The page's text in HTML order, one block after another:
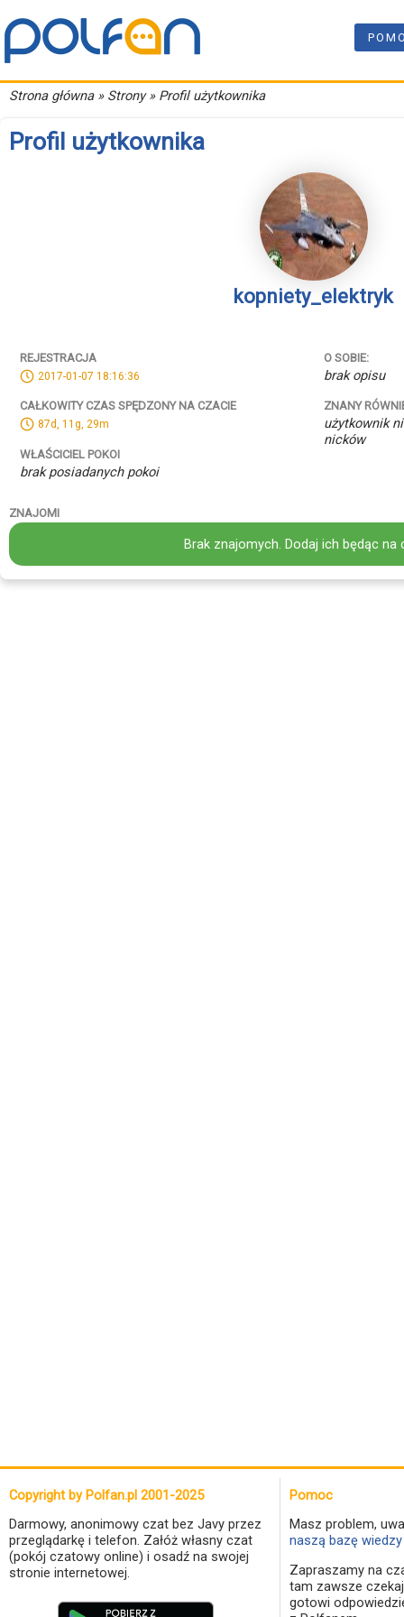
Strona główna» Strony » Profil użytkownika
Profil użytkownika
kopniety_elektryk
REJESTRACJA
2017-01-07 18:16:36
CAŁKOWITY CZAS SPĘDZONY NA CZACIE
87d, 11g, 29m
WŁAŚCICIEL POKOI
brak posiadanych pokoi
O SOBIE:
brak opisu
ZNANY
użytkownik
nicków
ZNAJOMI
Brak znajomych. Dodaj ich będąc na
Copyright by Polfan.pl 2001-2025
Darmowy, anonimowy czat bez Javy przez
przeglądarkę i telefon. Załóż własny czat
(pokój czatowy online) i osadź na swojej
stronie internetowej.
Pomoc
Masz problem,
naszą bazę
Zapraszamy na
tam zawsze
gotowi